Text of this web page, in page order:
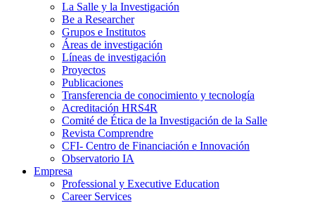
La Salle y la Investigación
Be a Researcher
Grupos e Institutos
Áreas de investigación
Líneas de investigación
Proyectos
Publicaciones
Transferencia de conocimiento y tecnología
Acreditación HRS4R
Comité de Ética de la Investigación de la Salle
Revista Comprendre
CFI- Centro de Financiación e Innovación
Observatorio IA
Empresa
Professional y Executive Education
Career Services